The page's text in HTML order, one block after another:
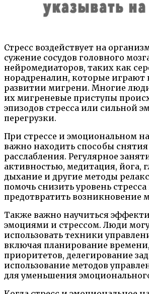
Стресс воздействует на
сужение сосудов головного
нейромедиаторов, таких как
норадреналин, которые играют
развитии мигрени. Многие
их мигреневые приступы
эпизодов стресса или сильной
перегрузки.
При стрессе и эмоциональном
важно находить способы
расслабления. Регулярное
активностью, медитация, йога,
дыхание и другие методы
помочь снизить уровень стресса
предотвратить возникновение
Также важно научиться
эмоциями и стрессом. Люди
использовать техники
включая планирование
приоритетов, делегирование
использование методов
для уменьшения